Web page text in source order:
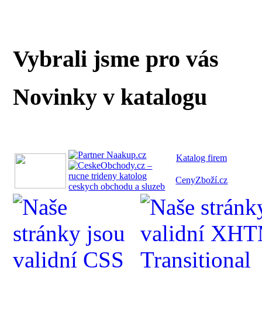
Vybrali jsme pro vás
Novinky v katalogu
Katalog firem
CenyZboží.cz